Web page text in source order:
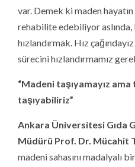
var. Demek ki maden
rehabilite edebiliyor
hızlandırmak. Hız
sürecini hızlandırmamız
“Madeni taşıyamayız
taşıyabiliriz”
Ankara Üniversitesi Gıda
Müdürü Prof. Dr. Mücahit
madeni sahasını madalyalı